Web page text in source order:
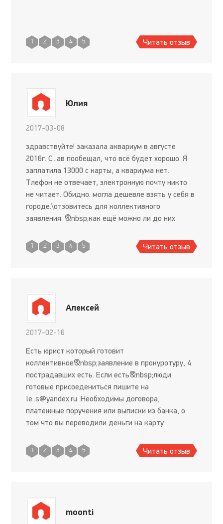
1 2 3 4 5 Читать отзыв
Юлия
2017-03-08
здравствуйте! заказала аквариум в августе
2016г. С...ав пообещал, что всё будет хорошо. Я
заплатила 13000 с карты, а квариума нет.
Тлефон не отвечает, электронную почту никто
не читает. Обидно. могла дешевле взять у себя в
городе.\отзовитесь для коллективного
заявления. &nbsp;как ещё можно ли до них
1 2 3 4 5 Читать отзыв
Алексей
2017-02-16
Есть юрист который готовит
коллективное&nbsp;заявление в прокуротуру, 4
пострадавших есть. Если есть&nbsp;люди
готовые присоедениться пишите на
le..s@yandex.ru. Необходимы договора,
платежные поручения или выписки из банка, о
том что вы переводили деньги на карту
телефона.
1 2 3 4 5 Читать отзыв
moonti